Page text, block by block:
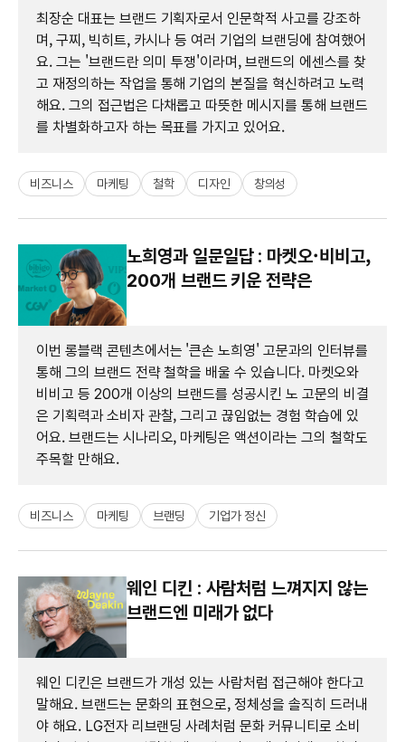
최장순 대표는 브랜드 기획자로서 인문학적 사고를 강조하
며, 구찌, 빅히트, 카시나 등 여러 기업의 브랜딩에 참여했어
요. 그는 '브랜드란 의미 투쟁'이라며, 브랜드의 에센스를 찾
고 재정의하는 작업을 통해 기업의 본질을 혁신하려고 노력
해요. 그의 접근법은 다채롭고 따뜻한 메시지를 통해 브랜드
를 차별화하고자 하는 목표를 가지고 있어요.
비즈니스 마케팅 철학 디자인 창의성
노희영과 일문일답 : 마켓오·비비고,
200개 브랜드 키운 전략은
이번 롱블랙 콘텐츠에서는 '큰손 노희영' 고문과의 인터뷰를
통해 그의 브랜드 전략 철학을 배울 수 있습니다. 마켓오와
비비고 등 200개 이상의 브랜드를 성공시킨 노 고문의 비결
은 기획력과 소비자 관찰, 그리고 끊임없는 경험 학습에 있
어요. 브랜드는 시나리오, 마케팅은 액션이라는 그의 철학도
주목할 만해요.
비즈니스 마케팅 브랜딩 기업가 정신
웨인 디킨 : 사람처럼 느껴지지 않는
브랜드엔 미래가 없다
웨인 디킨은 브랜드가 개성 있는 사람처럼 접근해야 한다고
말해요. 브랜드는 문화의 표현으로, 정체성을 솔직히 드러내
야 해요. LG전자 리브랜딩 사례처럼 문화 커뮤니티로 소비